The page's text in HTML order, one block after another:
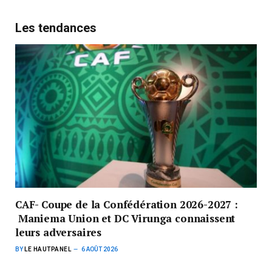
Les tendances
CAF- Coupe de la Confédération 2026-2027 :
Maniema Union et DC Virunga connaissent
leurs adversaires
BY LE HAUTPANEL 6 AOÛT 2026